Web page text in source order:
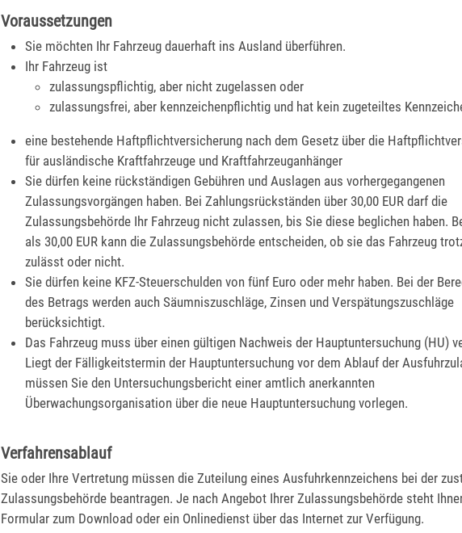
Voraussetzungen
Sie möchten Ihr Fahrzeug dauerhaft ins Ausland überführen.
Ihr Fahrzeug ist
zulassungspflichtig, aber nicht zugelassen oder
zulassungsfrei, aber kennzeichenpflichtig und hat kein zugeteiltes
eine bestehende Haftpflichtversicherung nach dem Gesetz über die
für ausländische Kraftfahrzeuge und Kraftfahrzeuganhänger
Sie dürfen keine rückständigen Gebühren und Auslagen aus vorhergegangenen
Zulassungsvorgängen haben. Bei Zahlungsrückständen über 30,00 EUR darf die
Zulassungsbehörde Ihr Fahrzeug nicht zulassen, bis Sie diese beglichen haben.
als 30,00 EUR kann die Zulassungsbehörde entscheiden, ob sie das Fahrzeug
zulässt oder nicht.
Sie dürfen keine KFZ-Steuerschulden von fünf Euro oder mehr haben. Bei der
des Betrags werden auch Säumniszuschläge, Zinsen und Verspätungszuschläge
berücksichtigt.
Das Fahrzeug muss über einen gültigen Nachweis der Hauptuntersuchung (HU)
Liegt der Fälligkeitstermin der Hauptuntersuchung vor dem Ablauf der Aus
müssen Sie den Untersuchungsbericht einer amtlich anerkannten
Überwachungsorganisation über die neue Hauptuntersuchung vorlegen.
Verfahrensablauf
Sie oder Ihre Vertretung müssen die Zuteilung eines Ausfuhrkennzeichens bei der
Zulassungsbehörde beantragen. Je nach Angebot Ihrer Zulassungsbehörde steht
Formular zum Download oder ein Onlinedienst über das Internet zur Verfügung.